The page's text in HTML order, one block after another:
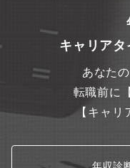
キャリア
あなた
転職前に
【キャリ